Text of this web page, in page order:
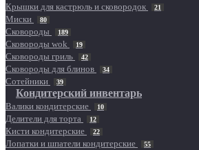
Крышки для кастрюль и сковородок 21
Миски 80
Сковороды 189
Сковороды wok 19
Сковороды гриль 42
Сковороды для блинов 34
Сотейники 39
Кондитерский инвентарь
Валики кондитерские 10
Делители для торта 12
Кисти кондитерские 22
Лопатки и шпатели кондитерские 55